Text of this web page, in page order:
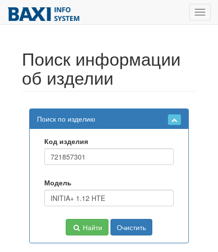
Поиск информации
об изделии
Поиск по изделию
Код изделия
Модель
Найти Очистить